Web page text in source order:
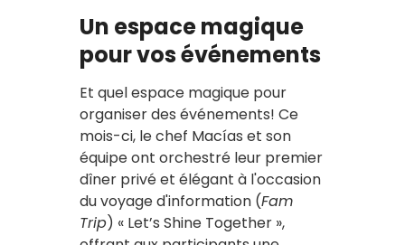
Un espace magique
pour vos événements
Et quel espace magique pour
organiser des événements! Ce
mois-ci, le chef Macías et son
équipe ont orchestré leur premier
dîner privé et élégant à l'occasion
du voyage d'information (Fam
Trip) « Let’s Shine Together »,